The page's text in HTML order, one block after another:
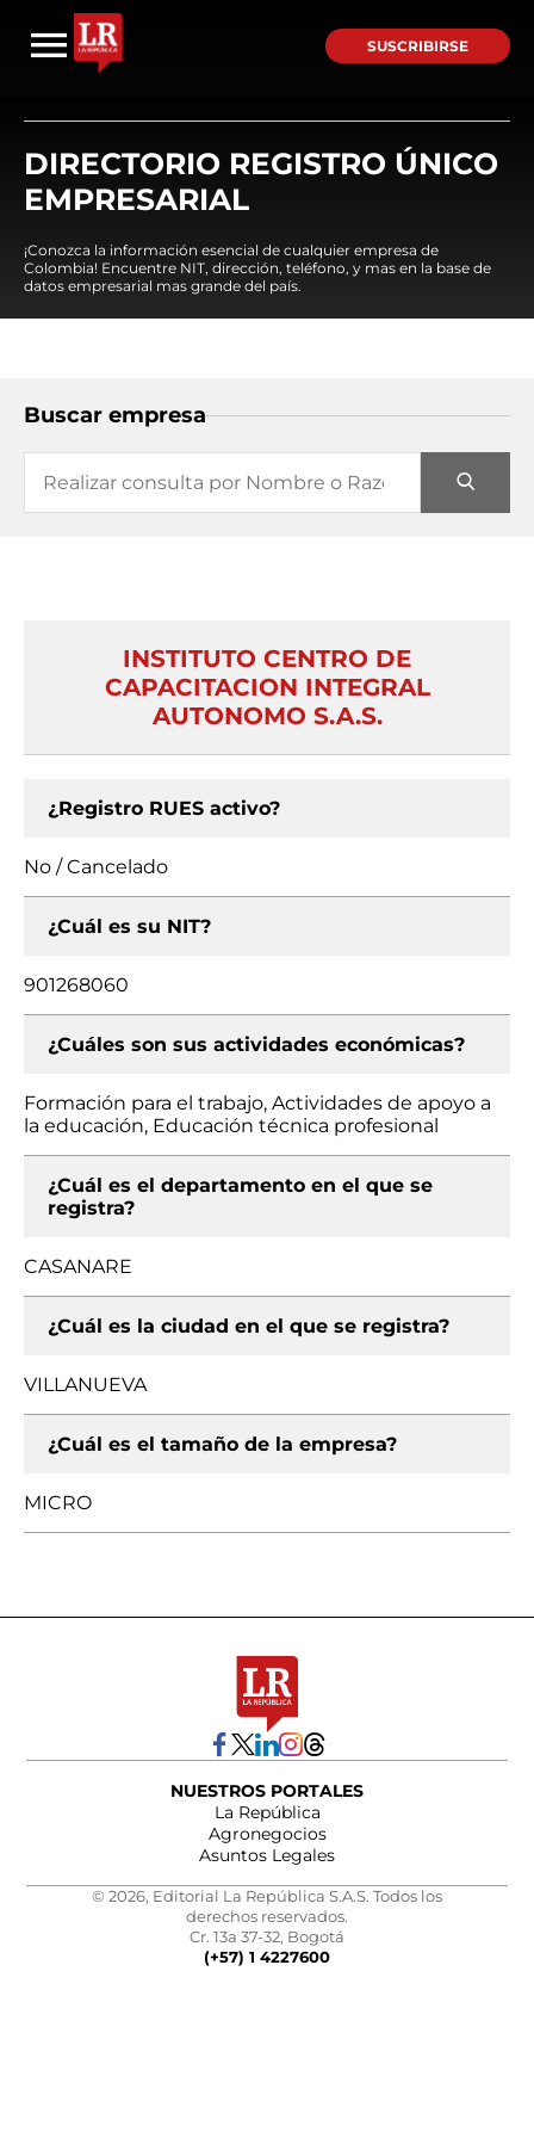
SUSCRIBIRSE
DIRECTORIO REGISTRO ÚNICO
EMPRESARIAL
¡Conozca la información esencial de cualquier empresa de
Colombia! Encuentre NIT, dirección, teléfono, y mas en la base de
datos empresarial mas grande del país.
Buscar empresa
INSTITUTO CENTRO DE
CAPACITACION INTEGRAL
AUTONOMO S.A.S.
¿Registro RUES activo?
No / Cancelado
¿Cuál es su NIT?
901268060
¿Cuáles son sus actividades económicas?
Formación para el trabajo, Actividades de apoyo a
la educación, Educación técnica profesional
¿Cuál es el departamento en el que se
registra?
CASANARE
¿Cuál es la ciudad en el que se registra?
VILLANUEVA
¿Cuál es el tamaño de la empresa?
MICRO
NUESTROS PORTALES
La República
Agronegocios
Asuntos Legales
© 2026, Editorial La República S.A.S. Todos los
derechos reservados.
Cr. 13a 37-32, Bogotá
(+57) 1 4227600